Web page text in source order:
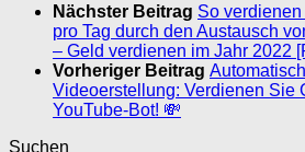
Nächster Beitrag So
pro Tag durch den Austausch
– Geld verdienen im Jahr 2022
Vorheriger Beitrag
Videoerstellung: Verdienen Sie
YouTube-Bot! 💸
Suchen